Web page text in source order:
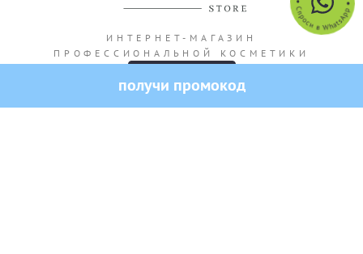
ИНТЕРНЕТ-МАГАЗИН
ПРОФЕССИОНАЛЬНОЙ КОСМЕТИКИ
получи промокод